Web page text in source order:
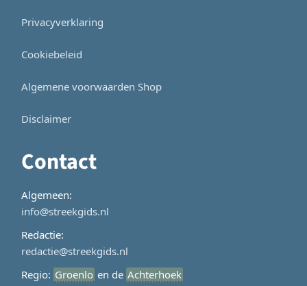
Privacyverklaring
Cookiebeleid
Algemene voorwaarden Shop
Disclaimer
Contact
Algemeen:
info@streekgids.nl
Redactie:
redactie@streekgids.nl
Regio: Groenlo en de Achterhoek